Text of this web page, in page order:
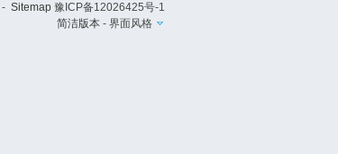
- Sitemap 豫ICP备12026425号-1
简洁版本 - 界面风格